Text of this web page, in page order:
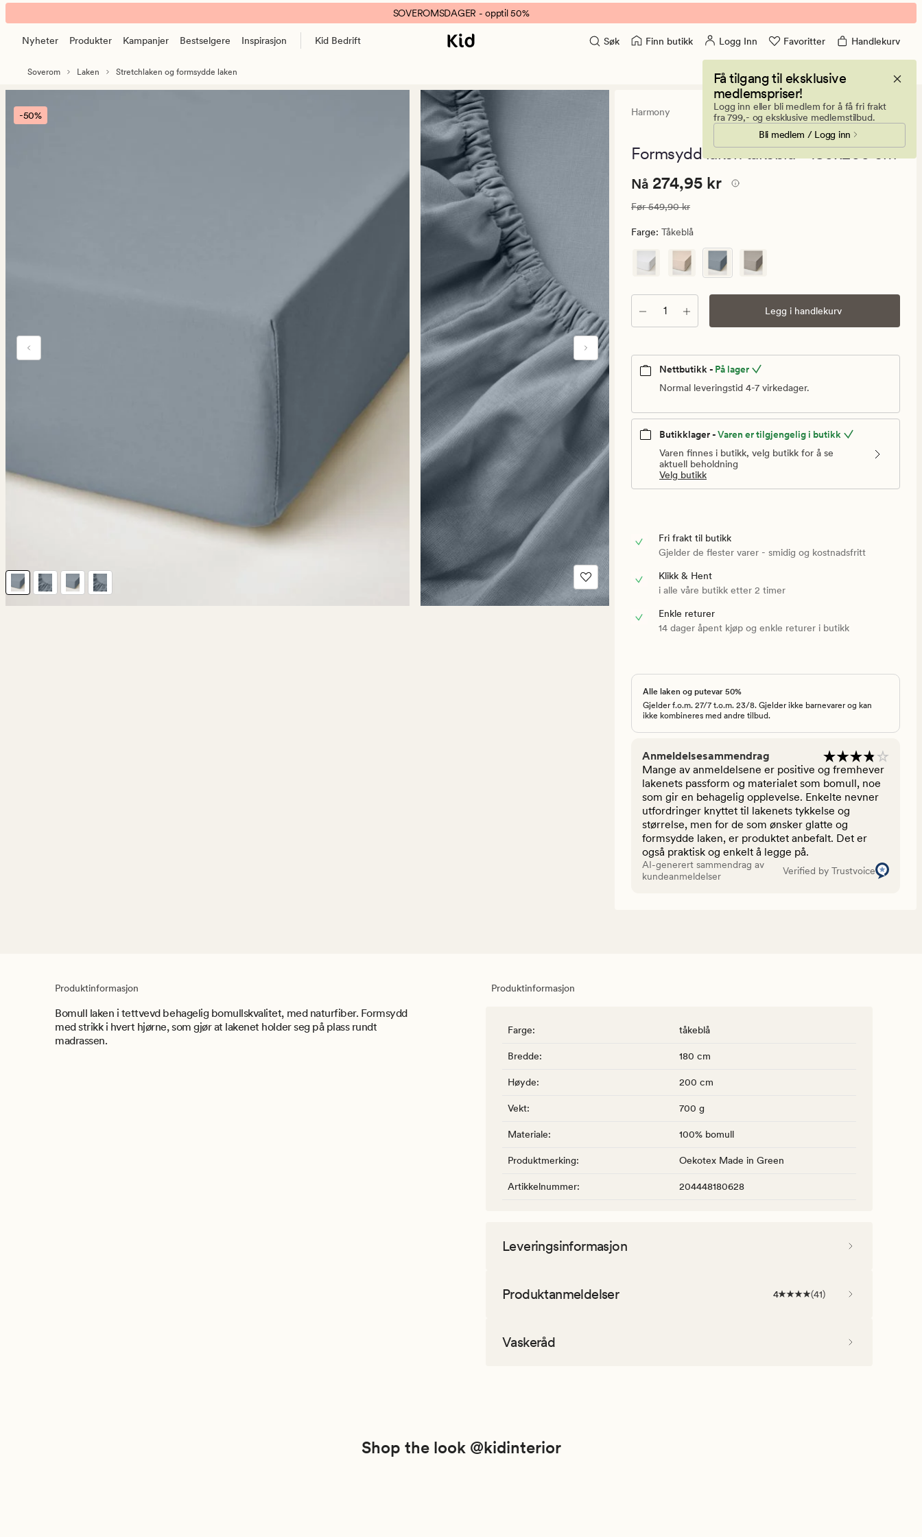
Harmony
formsydd
laken
banner.
Klikk
å
pause.
SOVEROMSDAGER - opptil 50%
Nyheter Produkter Kampanjer Bestselgere Inspirasjon Kid Bedrift Søk Finn butikk Logg Inn Favoritter Handlekurv
Få tilgang til eksklusive
medlemspriser!
Logg inn eller bli medlem for å få fri frakt
fra 799,- og eksklusive medlemstilbud.
Bli medlem / Logg inn
Soverom Laken Stretchlaken og formsydde laken
-50% Harmony
41
en
4 (41)
Formsydd laken tåkeblå - 180x200 cm
Nåværende
274,95
kr.
549,90
kr
Nåværende pris
Nå 274,95 kr
Vanlig pris 549,90 kr
Før549,90 kr
Farge: Tåkeblå
Antall Legg i handlekurv
Nettbutikk - På lager
Normal leveringstid 4-7 virkedager.
Butikklager -Varen er tilgjengelig i butikk
Varen finnes i butikk, velg butikk for å se
aktuell beholdning
Velg butikk
Fri frakt til butikk
Gjelder de flester varer - smidig og kostnadsfritt
Klikk & Hent
i alle våre butikk etter 2 timer
Enkle returer
14 dager åpent kjøp og enkle returer i butikk
Alle laken og putevar 50%
Gjelder f.o.m. 27/7 t.o.m. 23/8. Gjelder ikke barnevarer og kan
ikke kombineres med andre tilbud.
Anmeldelsesammendrag
Mange av anmeldelsene er positive og fremhever
lakenets passform og materialet som bomull, noe
som gir en behagelig opplevelse. Enkelte nevner
utfordringer knyttet til lakenets tykkelse og
størrelse, men for de som ønsker glatte og
formsydde laken, er produktet anbefalt. Det er
også praktisk og enkelt å legge på.
AI-generert sammendrag av
kundeanmeldelser
Verified by Trustvoice
Produktinformasjon
Bomull laken i tettvevd behagelig bomullskvalitet, med naturfiber. Formsydd
med strikk i hvert hjørne, som gjør at lakenet holder seg på plass rundt
madrassen.
Produktinformasjon
Farge: tåkeblå
Bredde: 180 cm
Høyde: 200 cm
Vekt: 700 g
Materiale: 100% bomull
Produktmerking: Oekotex Made in Green
Artikkelnummer: 204448180628
Leveringsinformasjon
Produktanmeldelser 4 (41)
Vaskeråd
Shop the look @kidinterior